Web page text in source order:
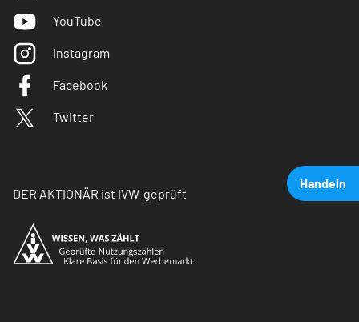
Handeln
YouTube
Instagram
Facebook
Twitter
DER AKTIONÄR ist IVW-geprüft